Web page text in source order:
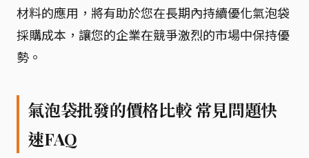
材料的應用，將有助於您在長期內持續優化氣泡袋
採購成本，讓您的企業在競爭激烈的市場中保持優
勢。
氣泡袋批發的價格比較 常見問題快
速FAQ